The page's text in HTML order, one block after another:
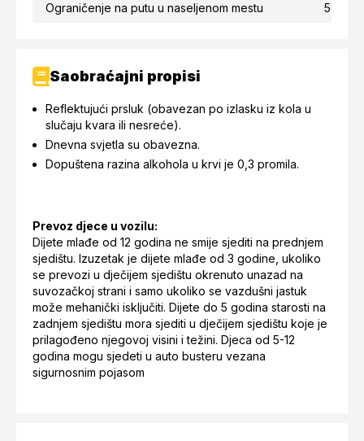
Ograničenje na putu u naseljenom mestu 50
Saobraćajni propisi
Reflektujući prsluk (obavezan po izlasku iz kola u
slučaju kvara ili nesreće).
Dnevna svjetla su obavezna.
Dopuštena razina alkohola u krvi je 0,3 promila.
Prevoz djece u vozilu:
Dijete mlađe od 12 godina ne smije sjediti na prednjem
sjedištu. Izuzetak je dijete mlađe od 3 godine, ukoliko
se prevozi u dječijem sjedištu okrenuto unazad na
suvozačkoj strani i samo ukoliko se vazdušni jastuk
može mehanički isključiti. Dijete do 5 godina starosti na
zadnjem sjedištu mora sjediti u dječijem sjedištu koje je
prilagođeno njegovoj visini i težini. Djeca od 5-12
godina mogu sjedeti u auto busteru vezana
sigurnosnim pojasom